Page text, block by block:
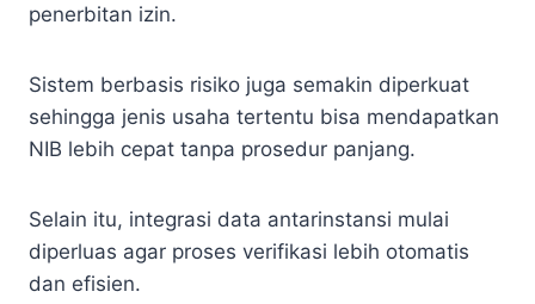
penerbitan izin.
Sistem berbasis risiko juga semakin diperkuat
sehingga jenis usaha tertentu bisa mendapatkan
NIB lebih cepat tanpa prosedur panjang.
Selain itu, integrasi data antarinstansi mulai
diperluas agar proses verifikasi lebih otomatis
dan efisien.